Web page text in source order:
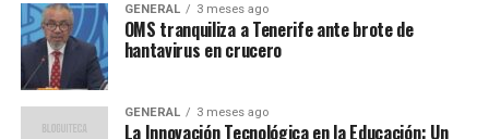
desestabilizar aún más la
región, afectando no solo a
los países vecinos, sino
también a la economía
GENERAL 3 meses ago
OMS tranquiliza a Tenerife ante brote de
hantavirus en crucero
GENERAL 3 meses ago
La Innovación Tecnológica en la Educación: Un